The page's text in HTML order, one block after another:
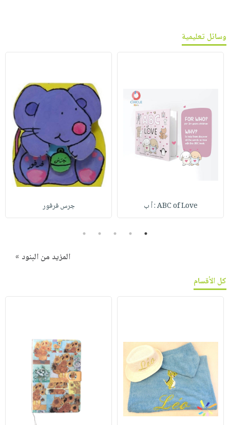
وسائل تعليمية
ABC of Love : أ ب جرس فرفور
1
2
3
4
5
المزيد من البنود »
كل الأقسام